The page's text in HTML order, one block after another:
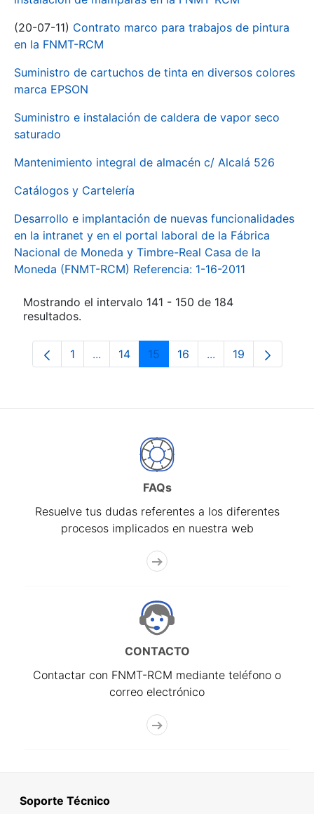
(20-07-11) Contrato marco para trabajos de pintura
en la FNMT-RCM
Suministro de cartuchos de tinta en diversos colores
marca EPSON
Suministro e instalación de caldera de vapor seco
saturado
Mantenimiento integral de almacén c/ Alcalá 526
Catálogos y Cartelería
Desarrollo e implantación de nuevas funcionalidades
en la intranet y en el portal laboral de la Fábrica
Nacional de Moneda y Timbre-Real Casa de la
Moneda (FNMT-RCM) Referencia: 1-16-2011
Mostrando el intervalo 141 - 150 de 184
resultados.
Página
1 ...Páginas intermedias Use TAB para
Página
14 Página
15 Página
16 ...PáginasPágina
19
FAQs
Resuelve tus dudas referentes a los diferentes
procesos implicados en nuestra web
CONTACTO
Contactar con FNMT-RCM mediante teléfono o
correo electrónico
Soporte Técnico